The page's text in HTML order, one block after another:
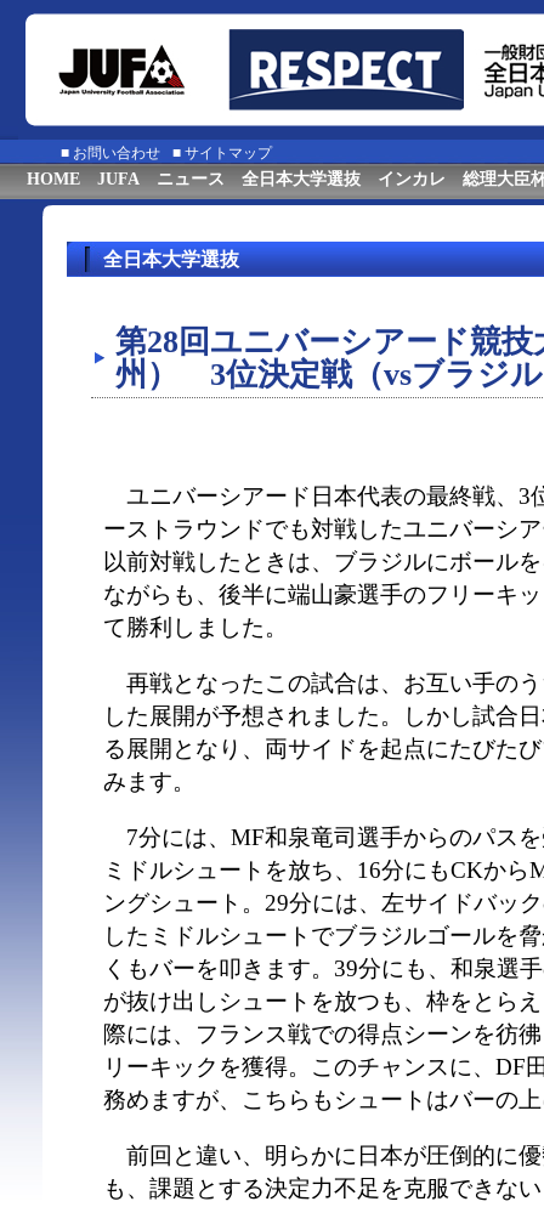
■ お問い合わせ ■ サイトマップ
HOME JUFA ニュース 全日本大学選抜 インカレ 総理大臣
全日本大学選抜
第28回ユニバーシアード競技
州） 3位決定戦（vsブラジ
ユニバーシアード日本代表の最終戦、3
ーストラウンドでも対戦したユニバーシ
以前対戦したときは、ブラジルにボール
ながらも、後半に端山豪選手のフリーキ
て勝利しました。
再戦となったこの試合は、お互い手の
した展開が予想されました。しかし試合
る展開となり、両サイドを起点にたびた
みます。
7分には、MF和泉竜司選手からのパス
ミドルシュートを放ち、16分にもCKから
ングシュート。29分には、左サイドバッ
したミドルシュートでブラジルゴールを
くもバーを叩きます。39分にも、和泉選
が抜け出しシュートを放つも、枠をとら
際には、フランス戦での得点シーンを彷
リーキックを獲得。このチャンスに、DF
務めますが、こちらもシュートはバーの
前回と違い、明らかに日本が圧倒的に
も、課題とする決定力不足を克服できな